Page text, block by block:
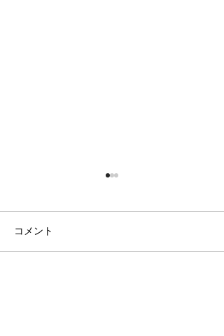
日の出の農園
コメント